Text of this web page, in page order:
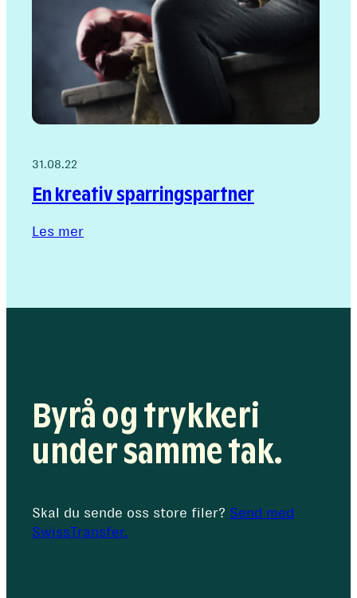
31.08.22
En kreativ sparringspartner
Les mer
:
Byrå og trykkeri
under samme tak.
Skal du sende oss store filer? Send med
SwissTransfer.